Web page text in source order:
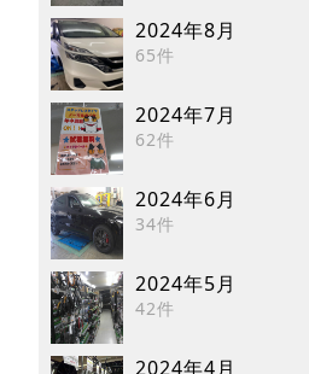
2024年8月
65件
2024年7月
62件
2024年6月
34件
2024年5月
42件
2024年4月